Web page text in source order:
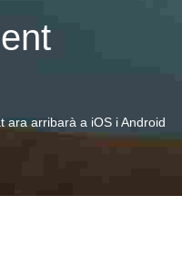
ara arribarà a iOS i Android